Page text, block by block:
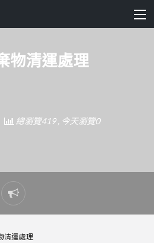
物清運處理
總瀏覽419 , 今天瀏覽0
Report
problem
清運處理